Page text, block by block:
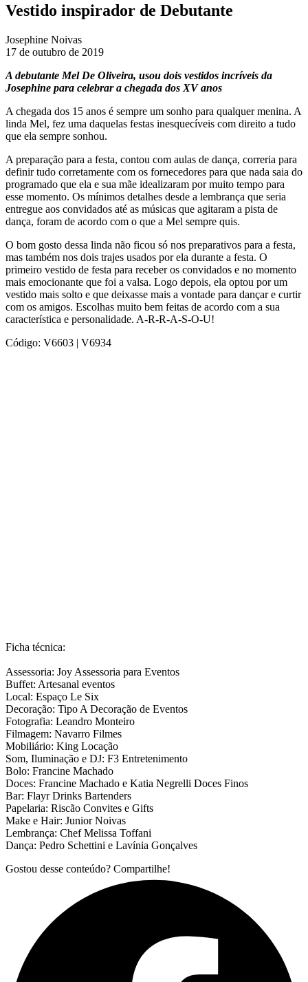
Vestido inspirador de Debutante
Josephine Noivas
17 de outubro de 2019
A debutante Mel De Oliveira, usou dois vestidos incríveis da
Josephine para celebrar a chegada dos XV anos
A chegada dos 15 anos é sempre um sonho para qualquer menina. A
linda Mel, fez uma daquelas festas inesquecíveis com direito a tudo
que ela sempre sonhou.
A preparação para a festa, contou com aulas de dança, correria para
definir tudo corretamente com os fornecedores para que nada saia do
programado que ela e sua mãe idealizaram por muito tempo para
esse momento. Os mínimos detalhes desde a lembrança que seria
entregue aos convidados até as músicas que agitaram a pista de
dança, foram de acordo com o que a Mel sempre quis.
O bom gosto dessa linda não ficou só nos preparativos para a festa,
mas também nos dois trajes usados por ela durante a festa. O
primeiro vestido de festa para receber os convidados e no momento
mais emocionante que foi a valsa. Logo depois, ela optou por um
vestido mais solto e que deixasse mais a vontade para dançar e curtir
com os amigos. Escolhas muito bem feitas de acordo com a sua
característica e personalidade. A-R-R-A-S-O-U!
Código: V6603 | V6934
Ficha técnica:
Assessoria: Joy Assessoria para Eventos
Buffet: Artesanal eventos
Local: Espaço Le Six
Decoração: Tipo A Decoração de Eventos
Fotografia: Leandro Monteiro
Filmagem: Navarro Filmes
Mobiliário: King Locação
Som, Iluminação e DJ: F3 Entretenimento
Bolo: Francine Machado
Doces: Francine Machado e Katia Negrelli Doces Finos
Bar: Flayr Drinks Bartenders
Papelaria: Riscão Convites e Gifts
Make e Hair: Junior Noivas
Lembrança: Chef Melissa Toffani
Dança: Pedro Schettini e Lavínia Gonçalves
Gostou desse conteúdo? Compartilhe!